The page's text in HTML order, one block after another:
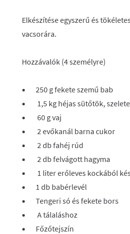
Elkészítése egyszerű és
vacsorára.
Hozzávalók (4 személyre)
250 g fekete szemű bab
1,5 kg héjas sütőtök,
60 g vaj
2 evőkanál barna cukor
2 db fahéj rúd
2 db felvágott hagyma
1 liter erőleves kockából
1 db babérlevél
Tengeri só és fekete bors
A tálaláshoz
Főzőtejszín